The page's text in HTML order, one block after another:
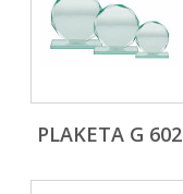
PLAKETA G 602